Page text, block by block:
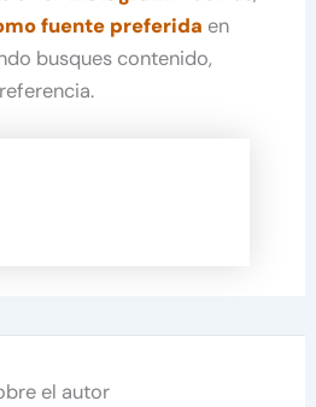
fuente preferida en
busques contenido,
el autor